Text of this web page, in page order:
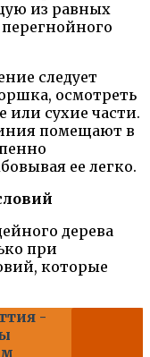
из равных
следует
осмотреть
сухие части.
помещают в
ее легко.
дерева
при
которые
-